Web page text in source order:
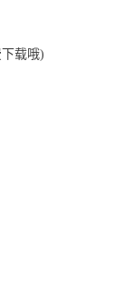
载哦)